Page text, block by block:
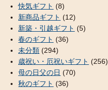
快気ギフト (8)
新商品ギフト (12)
新築・引越ギフト (5)
春のギフト (36)
未分類 (294)
歳祝い・厄祝いギフト (256)
母の日父の日 (70)
秋のギフト (36)